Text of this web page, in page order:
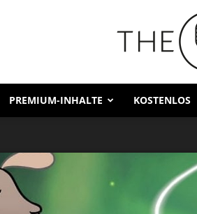
PREMIUM-INHALTE KOSTENLOS